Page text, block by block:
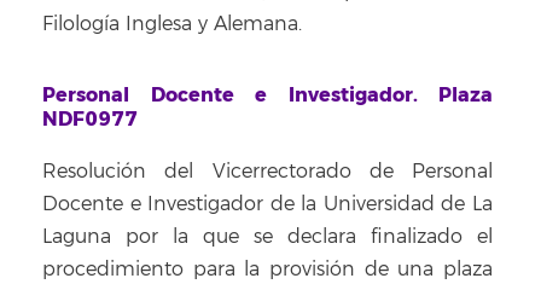
Filología Inglesa y Alemana.
Personal Docente e Investigador. Plaza
NDF0977
Resolución del Vicerrectorado de Personal
Docente e Investigador de la Universidad de La
Laguna por la que se declara finalizado el
procedimiento para la provisión de una plaza